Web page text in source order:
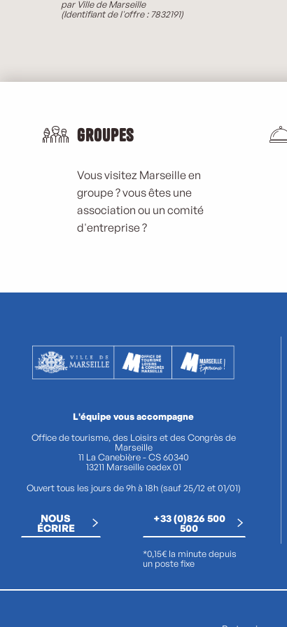
par Ville de Marseille
(Identifiant de l'offre :7832191)
Groupes
Vous visitez Marseille en
groupe ? vous êtes une
association ou un comité
d'entreprise ?
L'équipe vous accompagne
Office de tourisme, des Loisirs et des Congrès de
Marseille
11 La Canebière - CS 60340
13211 Marseille cedex 01
Ouvert tous les jours de 9h à 18h (sauf 25/12 et 01/01)
NOUS
ÉCRIRE
+33 (0)826 500
500
*0,15€ la minute depuis
un poste fixe